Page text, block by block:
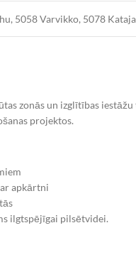
5058 Varvikko, 5078
zonās un izglītības
projektos.
apkārtni
ilgtspējīgai pilsētvidei.